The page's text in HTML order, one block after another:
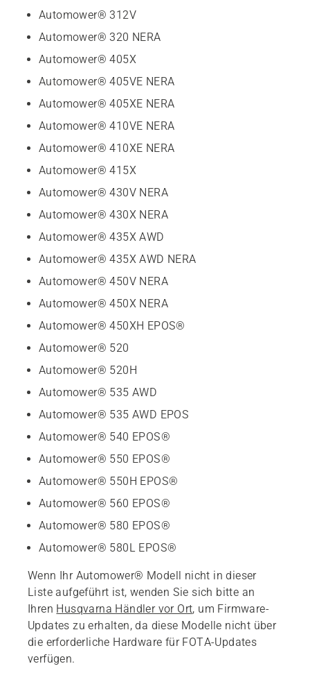
Automower® 312V
Automower® 320 NERA
Automower® 405X
Automower® 405VE NERA
Automower® 405XE NERA
Automower® 410VE NERA
Automower® 410XE NERA
Automower® 415X
Automower® 430V NERA
Automower® 430X NERA
Automower® 435X AWD
Automower® 435X AWD NERA
Automower® 450V NERA
Automower® 450X NERA
Automower® 450XH EPOS®
Automower® 520
Automower® 520H
Automower® 535 AWD
Automower® 535 AWD EPOS
Automower® 540 EPOS®
Automower® 550 EPOS®
Automower® 550H EPOS®
Automower® 560 EPOS®
Automower® 580 EPOS®
Automower® 580L EPOS®
Wenn Ihr Automower® Modell nicht in dieser
Liste aufgeführt ist, wenden Sie sich bitte an
Ihren Husqvarna Händler vor Ort, um Firmware-
Updates zu erhalten, da diese Modelle nicht über
die erforderliche Hardware für FOTA-Updates
verfügen.